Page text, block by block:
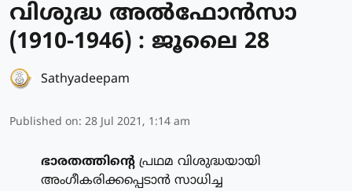
വിശുദ്ധ അല്‍ഫോന്‍സാ
(1910-1946) : ജൂലൈ 28
Sathyadeepam
Published on: 28 Jul 2021, 1:14 am
ഭാരതത്തിന്റെ പ്രഥമ വിശുദ്ധയായി
അംഗീകരിക്കപ്പെടാന്‍ സാധിച്ച